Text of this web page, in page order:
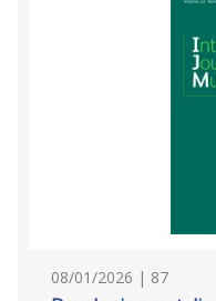
08/01/2026 | 87